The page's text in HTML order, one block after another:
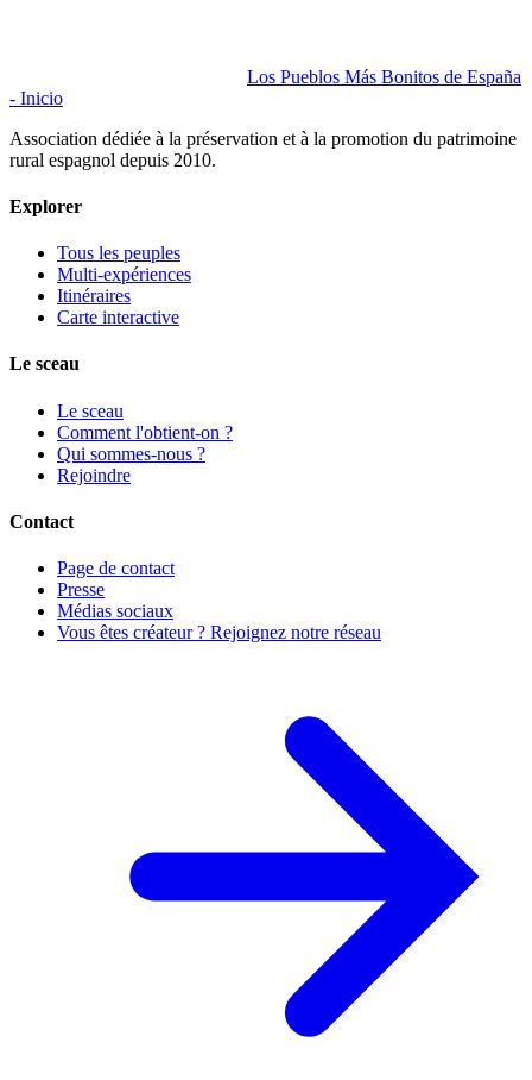
Los Pueblos Más Bonitos de España
- Inicio
Association dédiée à la préservation et à la promotion du patrimoine
rural espagnol depuis 2010.
Explorer
Tous les peuples
Multi-expériences
Itinéraires
Carte interactive
Le sceau
Le sceau
Comment l'obtient-on ?
Qui sommes-nous ?
Rejoindre
Contact
Page de contact
Presse
Médias sociaux
Vous êtes créateur ? Rejoignez notre réseau